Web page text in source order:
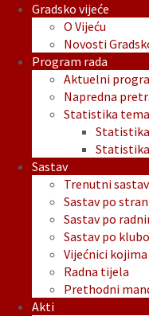
Gradsko vijeće
O Vijeću
Novosti
Program rada
Aktuelni
Napredna
Statistika tema
Sastav
Trenutni sastav
Sastav po
Sastav po
Sastav po
Vijećnici
Radna tijela
Prethodni
Akti